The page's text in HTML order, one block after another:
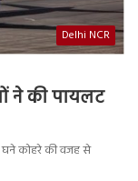
Delhi NCR
ने की पायलट
घने कोहरे की वजह से